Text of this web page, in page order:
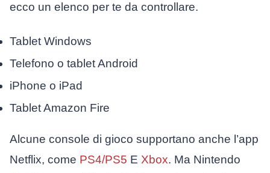
ecco un elenco per te da controllare.
Tablet Windows
Telefono o tablet Android
iPhone o iPad
Tablet Amazon Fire
Alcune console di gioco supportano anche l’app
Netflix, come PS4/PS5 E Xbox. Ma Nintendo